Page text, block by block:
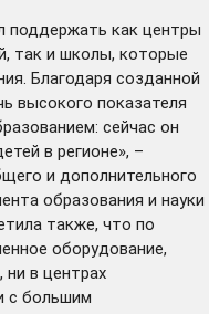
поддержать как центры
так и школы, которые
Благодаря созданной
высокого показателя
сейчас он
в регионе», –
и дополнительного
образования и науки
также, что по
оборудование,
ни в центрах
с большим